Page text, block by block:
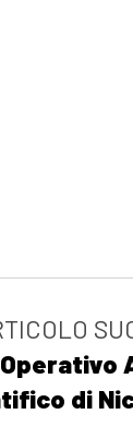
con
di